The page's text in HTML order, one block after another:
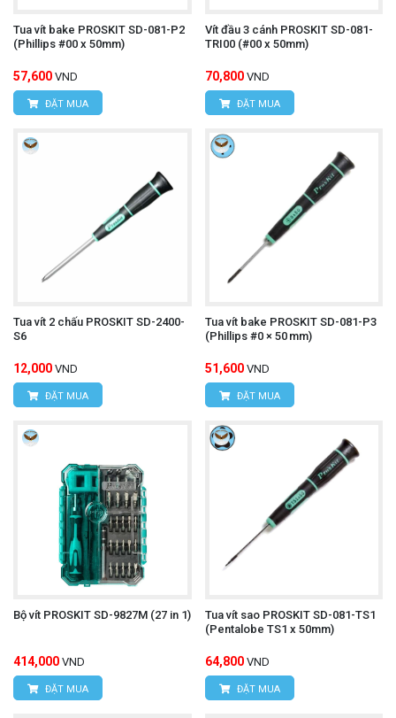
Tua vít bake PROSKIT SD-081-P2
(Phillips #00 x 50mm)
57,600 VND
ĐẶT MUA
Vít đầu 3 cánh PROSKIT SD-081-
TRI00 (#00 x 50mm)
70,800 VND
ĐẶT MUA
Tua vít 2 chấu PROSKIT SD-2400-
S6
12,000 VND
ĐẶT MUA
Tua vít bake PROSKIT SD-081-P3
(Phillips #0 × 50 mm)
51,600 VND
ĐẶT MUA
Bộ vít PROSKIT SD-9827M (27 in 1)
414,000 VND
ĐẶT MUA
Tua vít sao PROSKIT SD-081-TS1
(Pentalobe TS1 x 50mm)
64,800 VND
ĐẶT MUA